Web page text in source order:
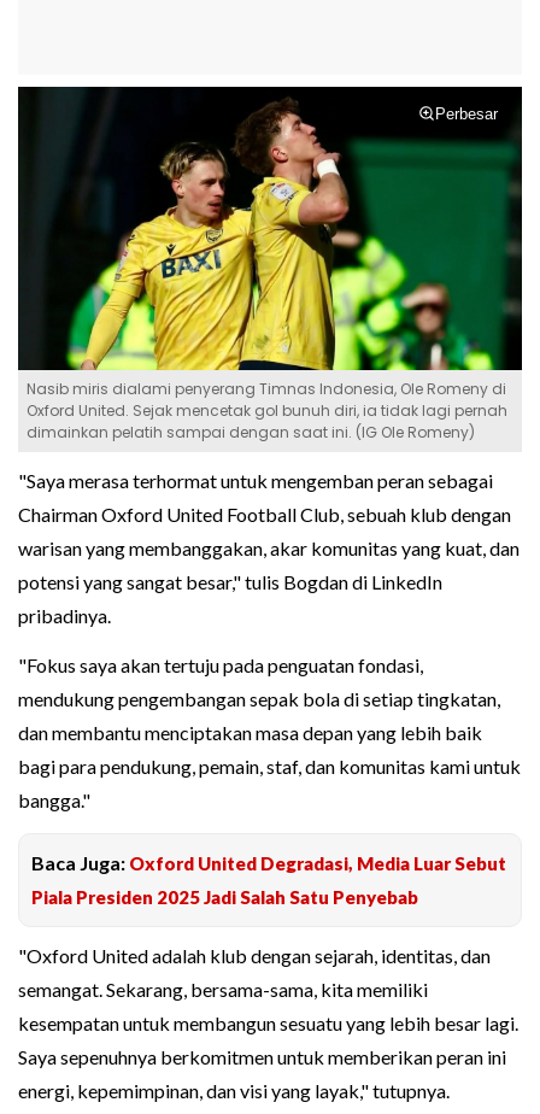
Perbesar
Nasib miris dialami penyerang Timnas Indonesia, Ole Romeny di
Oxford United. Sejak mencetak gol bunuh diri, ia tidak lagi pernah
dimainkan pelatih sampai dengan saat ini. (IG Ole Romeny)
"Saya merasa terhormat untuk mengemban peran sebagai
Chairman Oxford United Football Club, sebuah klub dengan
warisan yang membanggakan, akar komunitas yang kuat, dan
potensi yang sangat besar," tulis Bogdan di LinkedIn
pribadinya.
"Fokus saya akan tertuju pada penguatan fondasi,
mendukung pengembangan sepak bola di setiap tingkatan,
dan membantu menciptakan masa depan yang lebih baik
bagi para pendukung, pemain, staf, dan komunitas kami untuk
bangga."
Baca Juga: Oxford United Degradasi, Media Luar Sebut
Piala Presiden 2025 Jadi Salah Satu Penyebab
"Oxford United adalah klub dengan sejarah, identitas, dan
semangat. Sekarang, bersama-sama, kita memiliki
kesempatan untuk membangun sesuatu yang lebih besar lagi.
Saya sepenuhnya berkomitmen untuk memberikan peran ini
energi, kepemimpinan, dan visi yang layak," tutupnya.